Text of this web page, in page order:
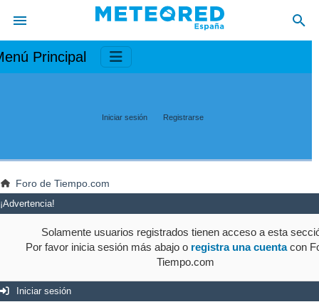
Principal
Iniciar sesión Registrarse
Foro de Tiempo.com
¡Advertencia!
Solamente usuarios registrados tienen acceso a esta
Por favor inicia sesión más abajo o registra una cuentacon
Tiempo.com
Iniciar sesión